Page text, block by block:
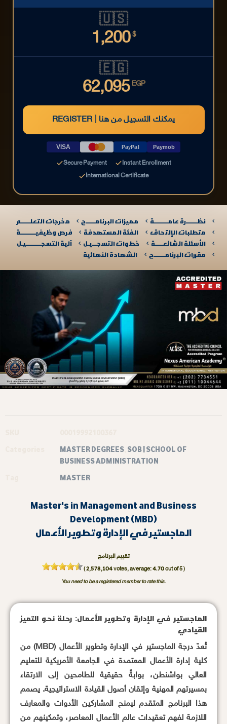
🇺🇸
1,200 $
🇪🇬
62,095 EGP
REGISTER | يمكنك التسجيل من هنا
VISA PayPal Paymob
Secure Payment
Instant Enrollment
International Certificate
نظـــــــرة عامـــــــــة مميزات البرنامــــــج
مخرجات التعلــــــم
متطلبات الإلتحاق
الفئة المستهدفة
فرص وظيفيــــــــــة
الأسئلة الشائعـــــة
خطوات التسجـــيـل
آلية التسجــــــــــيـل​
مقررات البرنامـــــــج
الشهادة النهائية
MASTER DEGREES SOB | SCHOOL OF
BUSINESS ADMINISTRATION
MASTER
Master's in Management and Business
Development (MBD)
الماجستير في الإدارة وتطوير الأعمال
تقييم البرنامج
(2,578,104votes, average:4.70out of 5 )
You need to be a registered member to rate this.
الماجستير في الإدارة وتطوير الأعمال: رحلة نحو التميز
القيادي
تُعدّ درجة الماجستير في الإدارة وتطوير الأعمال (MBD) من
كلية إدارة الأعمال المعتمدة في الجامعة الأمريكية للتعليم
العالي بواشنطن، بوابةً حقيقية للطامحين إلى الارتقاء
بمسيرتهم المهنية وإتقان أصول القيادة الاستراتيجية. يصمم
هذا البرنامج المتقدم ليمنح المشاركين الأدوات والمعارف
اللازمة لفهم تعقيدات عالم الأعمال المعاصر، وتمكينهم من